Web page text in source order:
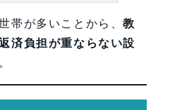
帯が多いことから、教
済負担が重ならない設